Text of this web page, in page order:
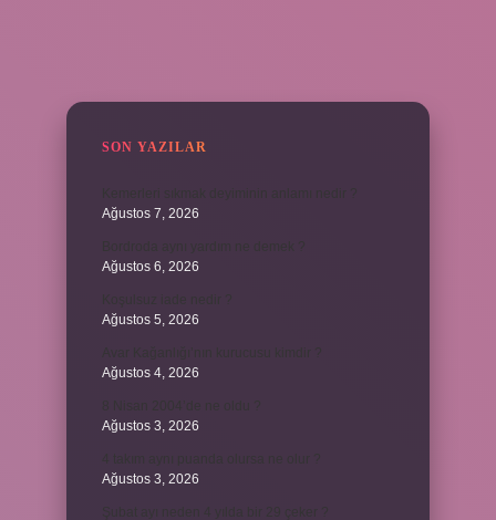
SON YAZILAR
Ağustos 7, 2026
Ağustos 6, 2026
Ağustos 5, 2026
Ağustos 4, 2026
Ağustos 3, 2026
Ağustos 3, 2026